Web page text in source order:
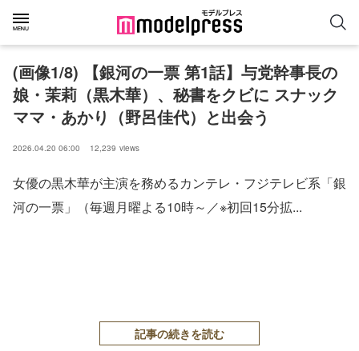
(画像1/8) 【銀河の一票 第1話】与党幹事長の
娘・茉莉（黒木華）、秘書をクビに スナック
ママ・あかり（野呂佳代）と出会う
2026.04.20 06:00 12,239 views
女優の黒木華が主演を務めるカンテレ・フジテレビ系「銀
河の一票」（毎週月曜よる10時～／※初回15分拡...
記事の続きを読む